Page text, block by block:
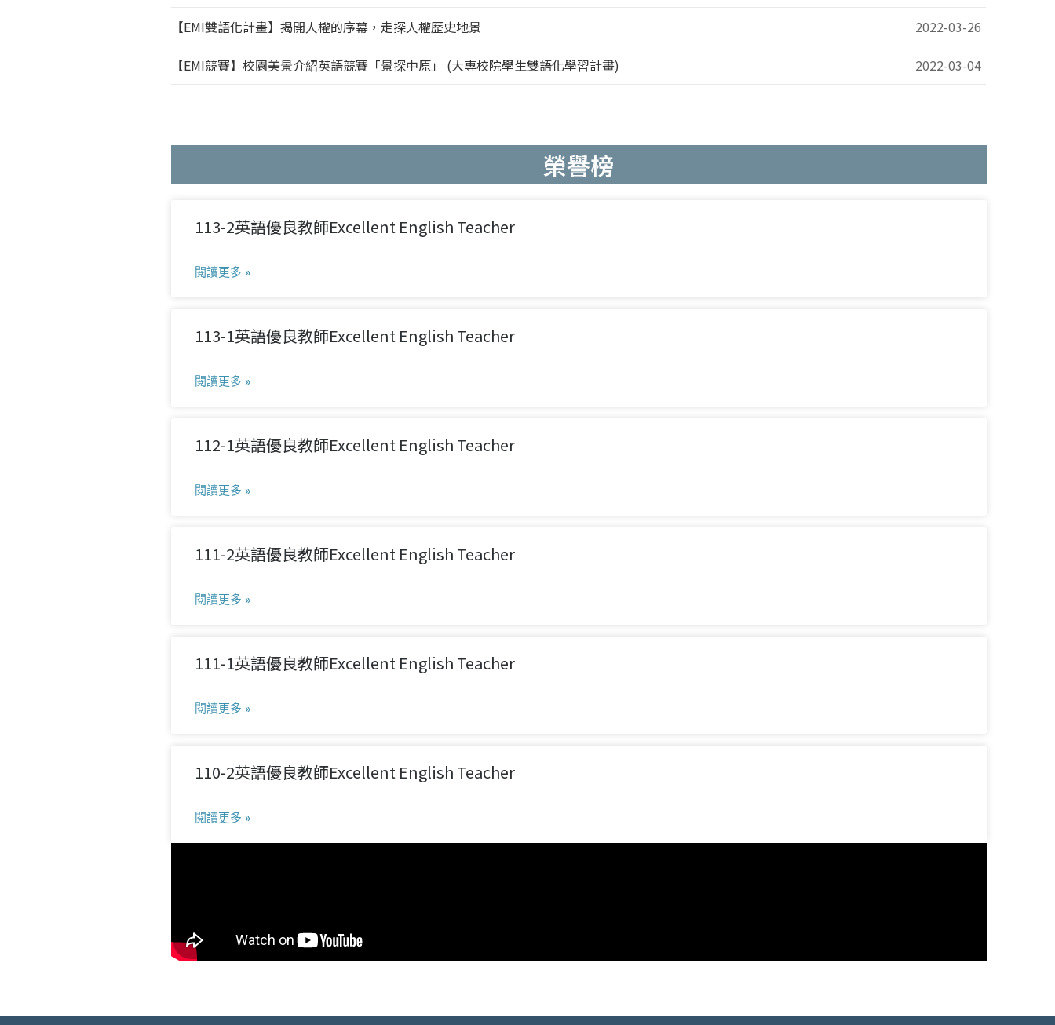
【EMI雙語化計畫】揭開人權的序幕，走探人權歷史地景 2022-03-26
【EMI競賽】校園美景介紹英語競賽「景探中原」 (大專校院學生雙語化學習計畫) 2022-03-04
榮譽榜
113-2英語優良教師Excellent English Teacher
閱讀更多 »
113-1英語優良教師Excellent English Teacher
閱讀更多 »
112-1英語優良教師Excellent English Teacher
閱讀更多 »
111-2英語優良教師Excellent English Teacher
閱讀更多 »
111-1英語優良教師Excellent English Teacher
閱讀更多 »
110-2英語優良教師Excellent English Teacher
閱讀更多 »